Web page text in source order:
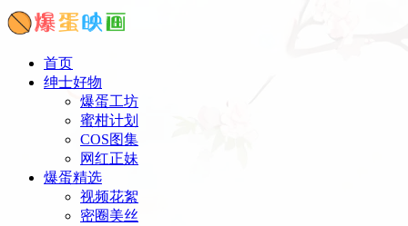
首页
绅士好物
爆蛋工坊
蜜柑计划
COS图集
网红正妹
爆蛋精选
视频花絮
密圈美丝